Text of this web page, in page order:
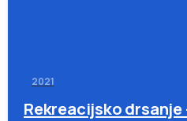
2021
Rekreacijsko